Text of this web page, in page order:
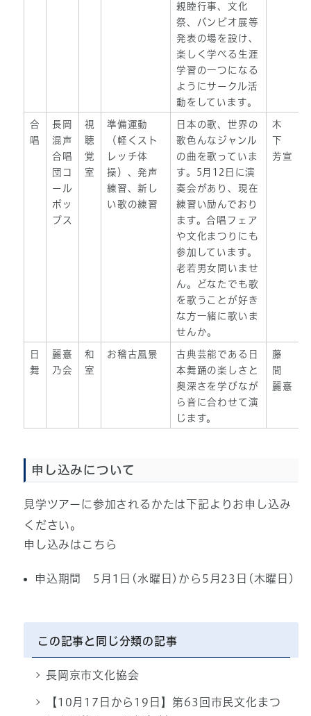
親睦行事、文化
祭、バンビオ展等
発表の場を設け、
楽しく学べる生涯
学習の一つになる
ようにサークル活
動をしています。
合
唱
長岡
混声
合唱
団コ
ール
ポッ
プス
視
聴
覚
室
準備運動
（軽くスト
レッチ体
操）、発声
練習、新し
い歌の練習
日本の歌、世界の
歌色んなジャンル
の曲を歌っていま
す。5月12日に演
奏会があり、現在
練習い励んでおり
ます。合唱フェア
や文化まつりにも
参加しています。
老若男女問いませ
ん。どなたでも歌
を歌うことが好き
な方一緒に歌いま
せんか。
木
下
芳宣
日
舞
麗憙
乃会
和
室
お稽古風景
古典芸能である日
本舞踊の楽しさと
奥深さを学びなが
ら音に合わせて演
じます。
藤
間
麗憙
申し込みについて
見学ツアーに参加されるかたは下記よりお申し込み
ください。
申し込みはこちら
申込期間 5月1日(水曜日)から5月23日(木曜日)
この記事と同じ分類の記事
長岡京市文化協会
【10月17日から19日】第63回市民文化まつ